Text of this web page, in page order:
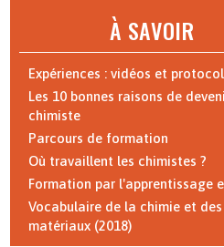
À SAVOIR
Expériences : vidéos et
Les 10 bonnes raisons de
chimiste
Parcours de formation
Où travaillent les chimistes ?
Formation par l'apprentissage
Vocabulaire de la chimie et des
matériaux (2018)